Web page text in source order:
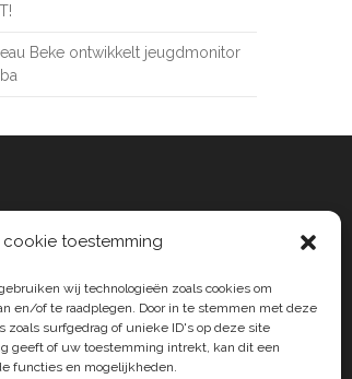
cookie toestemming
wij technologieën zoals cookies om
en/of te raadplegen. Door in te stemmen met deze
surfgedrag of unieke ID's op deze site
geeft of uw toestemming intrekt, kan dit een
functies en mogelijkheden.
Beke ontwikkelt jeugdmonitor